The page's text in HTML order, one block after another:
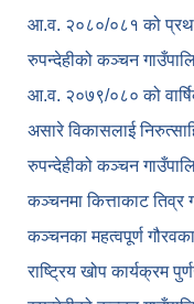
आ.व. २०८०/०८१ को प्रथम
रुपन्देहीको कञ्चन
आ.व. २०७९/०८० को
असारे विकासलाई
रुपन्देहीको कञ्चन
कञ्चनमा कित्ताकाट
कञ्चनका महत्वपूर्ण
राष्ट्रिय खोप कार्यक्रम